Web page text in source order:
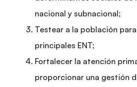
nacional y subnacional;
Testear a la población
principales ENT;
Fortalecer la atención
proporcionar una gestión